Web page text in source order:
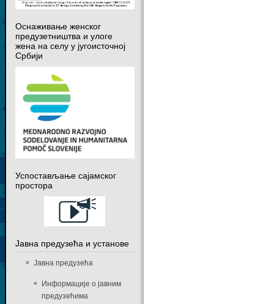
Оснаживање женског
предузетништва и улоге
жена на селу у југоисточној
Србији
Успостављање сајамског
простора
Јавна предузећа и установе
Јавна предузећа
Информације о јавним
предузећима